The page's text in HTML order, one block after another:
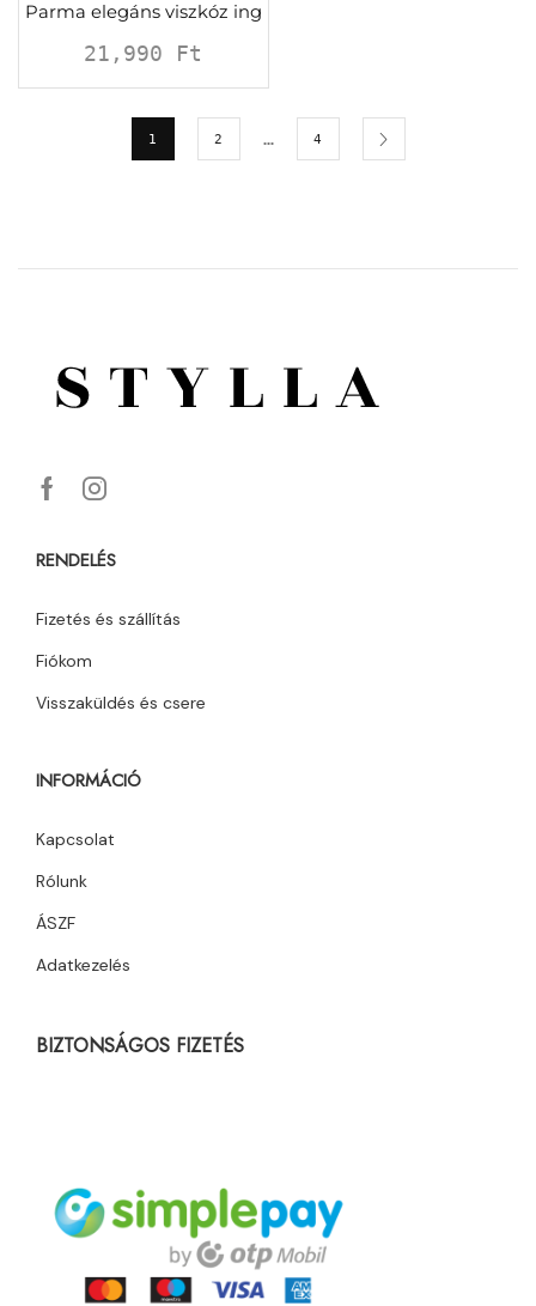
Parma elegáns viszkóz ing
21,990 Ft
1 2 … 4
RENDELÉS
Fizetés és szállítás
Fiókom
Visszaküldés és csere
INFORMÁCIÓ
Kapcsolat
Rólunk
ÁSZF
Adatkezelés
BIZTONSÁGOS FIZETÉS